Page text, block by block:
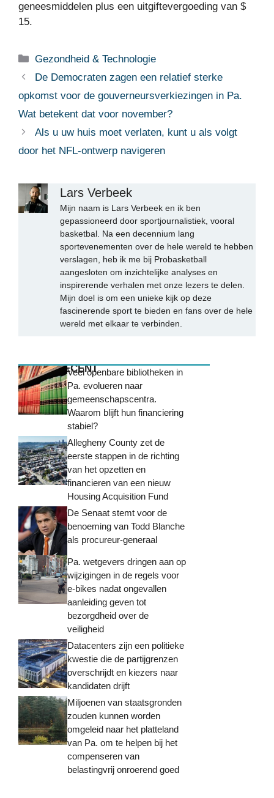
geneesmiddelen plus een uitgiftevergoeding van $
15.
Categorieën
Gezondheid & Technologie
De Democraten zagen een relatief sterke
opkomst voor de gouverneursverkiezingen in Pa.
Wat betekent dat voor november?
Als u uw huis moet verlaten, kunt u als volgt
door het NFL-ontwerp navigeren
Lars Verbeek
Mijn naam is Lars Verbeek en ik ben
gepassioneerd door sportjournalistiek, vooral
basketbal. Na een decennium lang
sportevenementen over de hele wereld te hebben
verslagen, heb ik me bij Probasketball
aangesloten om inzichtelijke analyses en
inspirerende verhalen met onze lezers te delen.
Mijn doel is om een unieke kijk op deze
fascinerende sport te bieden en fans over de hele
wereld met elkaar te verbinden.
MEEST RECENTVeel openbare bibliotheken in
Pa. evolueren naar
gemeenschapscentra.
Waarom blijft hun financiering
stabiel?
Allegheny County zet de
eerste stappen in de richting
van het opzetten en
financieren van een nieuw
Housing Acquisition Fund
De Senaat stemt voor de
benoeming van Todd Blanche
als procureur-generaal
Pa. wetgevers dringen aan op
wijzigingen in de regels voor
e-bikes nadat ongevallen
aanleiding geven tot
bezorgdheid over de
veiligheid
Datacenters zijn een politieke
kwestie die de partijgrenzen
overschrijdt en kiezers naar
kandidaten drijft
Miljoenen van staatsgronden
zouden kunnen worden
omgeleid naar het platteland
van Pa. om te helpen bij het
compenseren van
belastingvrij onroerend goed